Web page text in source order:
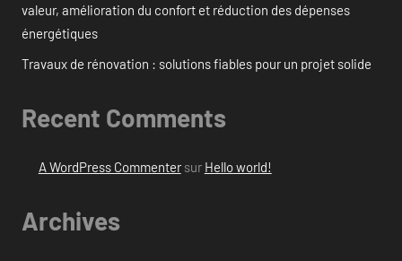
valeur, amélioration du confort et réduction des dépenses
énergétiques
Travaux de rénovation : solutions fiables pour un projet solide
Recent Comments
A WordPress Commentersur Hello world!
Archives